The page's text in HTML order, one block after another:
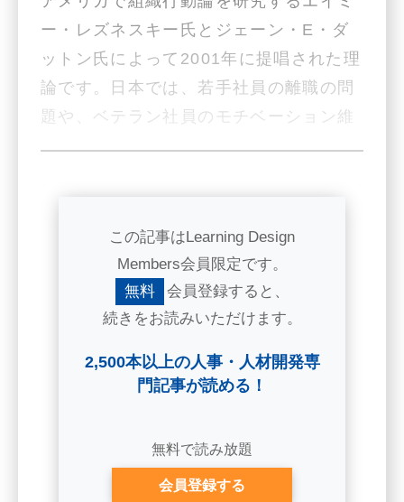
ー・レズネスキー氏とジェーン・E・ダ
ットン氏によって2001年に提唱された理
論です。日本では、若手社員の離職の問
題や、ベテラン社員のモチベーション維
持のための施策が模索されるなか、近
うか。東京女子医科大学医学部の櫻谷あ
すか氏取材記事をもとに、グラレコで解
説しましょう。
＜もっと知りたい方へ解説＞
参考文献：『Learning Design』2020年
「ジョブ・クラフティングで ストレス低
減・生産性向上を！」
この記事はLearning Design
Members会員限定です。
無料
会員登録すると、
続きをお読みいただけます。
2,500本以上の人事・人材開発専
門記事が読める！
無料で読み放題
会員登録する